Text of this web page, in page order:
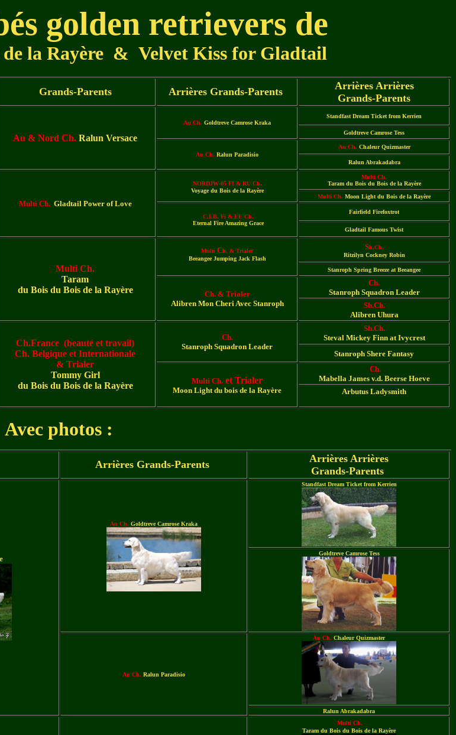
golden retrievers de
la Rayère & Velvet Kiss for Gladtail
Grands-Parents Arrières Grands-Parents
Arrières Arrières
Grands-Parents
Au & Nord Ch. Ralun Versace
Au Ch. Goldtreve Camrose Kraka
Standfast Dream Ticket from Kerrien
Goldtreve Camrose Tess
Au Ch. Ralun Paradisio
Au Ch. Chaleur Quizmaster
Ralun Abrakadabra
Multi Ch.Gladtail Power of Love
NORDJW-05 FI & RU Ch.
Voyage du Bois de la Rayère
Multi Ch.
Taram du Bois du Bois de la Rayère
Multi Ch. Moon Light du Bois de la Rayère
C.I.B. Fi & EE Ch.
Eternal Fire Amazing Grace
Fairfield Firefoxtrot
Gladtail Famous Twist
Multi Ch.
Taram
du Bois du Bois de la Rayère
Multi Ch. & Trialer
Beeangee Jumping Jack Flash
Sh.Ch.
Ritzilyn Cockney Robin
Stanroph Spring Breeze at Beeangee
Ch. & Trialer
Alibren Mon Cheri Avec Stanroph
Ch.
Stanroph Squadron Leader
Sh.Ch.
Alibren Uhura
Ch.France (beauté et travail)
Ch. Belgique et Internationale
& Trialer
Tommy Girl
du Bois du Bois de la Rayère
Ch.
Stanroph Squadron Leader
Sh.Ch.
Steval Mickey Finn at Ivycrest
Stanroph Shere Fantasy
Multi Ch. et Trialer
Moon Light du bois de la Rayère
Ch.
Mabella James v.d. Beerse Hoeve
Arbutus Ladysmith
Avec photos :
Arrières Grands-Parents
Arrières Arrières
Grands-Parents
Au Ch. Goldtreve Camrose Kraka
Standfast Dream Ticket from Kerrien
GoldtreveCamrose Tess
Au Ch. Ralun Paradisio
Au Ch. Chaleur Quizmaster
Ralun Abrakadabra
Multi Ch.
Taram du Bois du Bois de la Rayère